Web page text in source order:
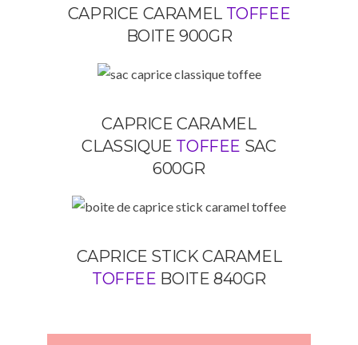
CAPRICE CARAMEL TOFFEE
BOITE 900GR
CAPRICE CARAMEL
CLASSIQUE TOFFEE SAC
600GR
CAPRICE STICK CARAMEL
TOFFEE BOITE 840GR